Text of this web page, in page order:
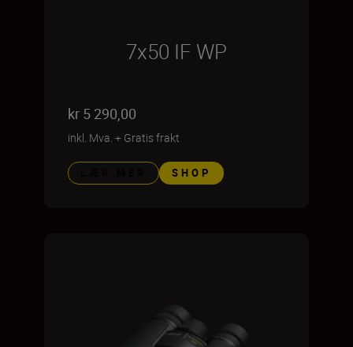
7x50 IF WP
kr 5 290,00
inkl. Mva. + Gratis frakt
SHOP